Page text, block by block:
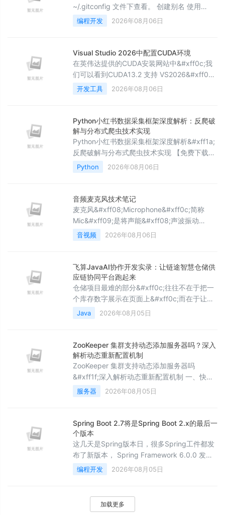
~/.gitconfig 文件下查看。 创建别名 使用
&lt;alias&gt; 可以极大地提高效率，我常用的
有 使用下面的命令创建别名，将 &lt;alias&gt;
为要使用别名的命令： $ git config --global
alias.&lt;alias&gt; &lt;com
编程开发 2026年08月06日
Visual Studio 2026中配置CUDA环境
在英伟达提供的CUDA安装网站中&#xff0c;我
们可以看到CUDA13.2 支持 VS2026&#xff0c;
但是只能做 64 位原生开发&#xff0c;不能编译
32 位程序&#xff0c;以后只用 64 位
CUDA 开发已慢慢被废弃。推荐官方下载
&#xff08;免费&#xff09;关于Visual Studio
2026的下
开发工具 2026年08月06日
Python小红书数据采集框架深度解析：反爬破
解与分布式爬虫技术实现
Python小红书数据采集框架深度解析&#xff1a;
反爬破解与分布式爬虫技术实现 【免费下载链
接】xhs 基于小红书 Web 端进行的请求封装。
项目地址: 小红书作为中国领先的社交电商平台
战。本文
Python 2026年08月06日
音频麦克风技术笔记
麦克风&#xff08;Microphone&#xff0c;简称
Mic&#xff09;是将声能&#xff08;声波振动
&#xff09;转换为电能&#xff08;电信号
&#xff09; 的换能器件&#xff0c;广泛应用于录
心技术原理、常见形态、使用方法、MCU 处理
流程四个维度详细拆解&#xff1a;一、 麦克风的
核心技术原理&#xff08;按换能方式分类&#
音视频 2026年08月06日
飞算JavaAI协作开发实录：让链途智慧仓储供
应链协同平台跑起来
仓储项目最难的部分&#xff0c;往往不在于把一
个库存数字展示在页面上&#xff0c;而在于让采
购到货、库存变化、库内作业、订单履约、供
应商交付与在途运输这些原本分散的动作
同。这次整理的项目是 链途智慧仓储供应链协
同平台。它面向多仓运营场景&#xff0c;覆盖库
存、入库、出库、作业任务、供应商协同和运
输跟踪等环节。开发过程中&#xff0c;我把飞算
Ja
Java 2026年08月05日
ZooKeeper 集群支持动态添加服务器吗？深入
解析动态重新配置机制
ZooKeeper 集群支持动态添加服务器吗
&#xff1f;深入解析动态重新配置机制 一、快速
回答&#xff1a;3.5.0 版本后支持动态添加 1.1 为
什么需要动态添加&#xff1f; 二、动态重新配置
动态重新配置的核心机制 三、动态添加节点的
服务器 2026年08月05日
Spring Boot 2.7将是Spring Boot 2.x的最后一
个版本
这几天是Spring版本日，很多Spring工件都发
布了新版本， Spring Framework 6.0.0 发布
了第 4 个里程碑版本，此版本包含所有针对
5.3.20 的修复补丁，以及特定于 6.0 分支的
Spring Security的一个分支都发布了新版本，
尤其Spring Boot 2.7.0，它是一个非常重要的
编程开发 2026年08月05日
加载更多